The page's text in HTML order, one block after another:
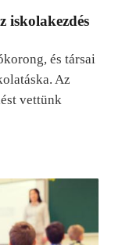
iskolakezdés
és társai
Az
vettünk